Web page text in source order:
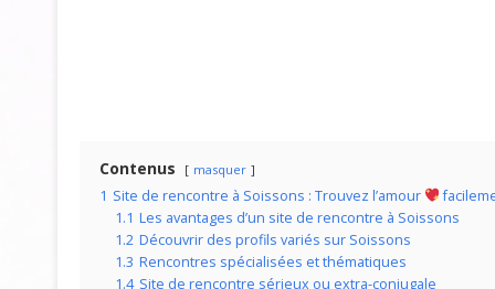
Contenus masquer
1 Site de rencontre à Soissons : Trouvez l’amour
1.1 Les avantages d’un site de rencontre à Soissons
1.2 Découvrir des profils variés sur Soissons
1.3 Rencontres spécialisées et thématiques
1.4 Site de rencontre sérieux ou extra-conjugale